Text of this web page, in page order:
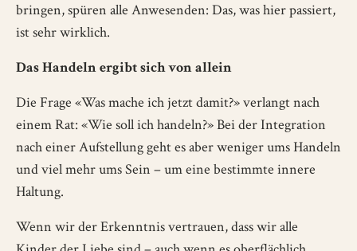
bringen, spüren alle Anwesenden: Das, was hier passiert,
ist sehr wirklich.
Das Handeln ergibt sich von allein
Die Frage «Was mache ich jetzt damit?» verlangt nach
einem Rat: «Wie soll ich handeln?» Bei der Integration
nach einer Aufstellung geht es aber weniger ums Handeln
und viel mehr ums Sein – um eine bestimmte innere
Haltung.
Wenn wir der Erkenntnis vertrauen, dass wir alle